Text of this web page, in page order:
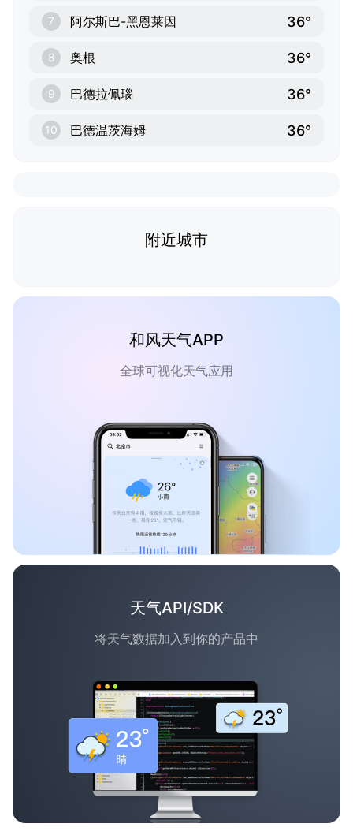
7 阿尔斯巴-黑恩莱因 36°
8 奥根 36°
9 巴德拉佩瑙 36°
10 巴德温茨海姆 36°
附近城市
和风天气APP
全球可视化天气应用
天气API/SDK
将天气数据加入到你的产品中